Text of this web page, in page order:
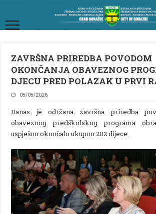
ZAVRŠNA PRIREDBA POVODOM
OKONČANJA OBAVEZNOG
DJECU PRED POLAZAK U PRVI
05/05/2026
Danas je održana završna priredba
obaveznog predškolskog programa
uspješno okončalo ukupno 202 dijece.